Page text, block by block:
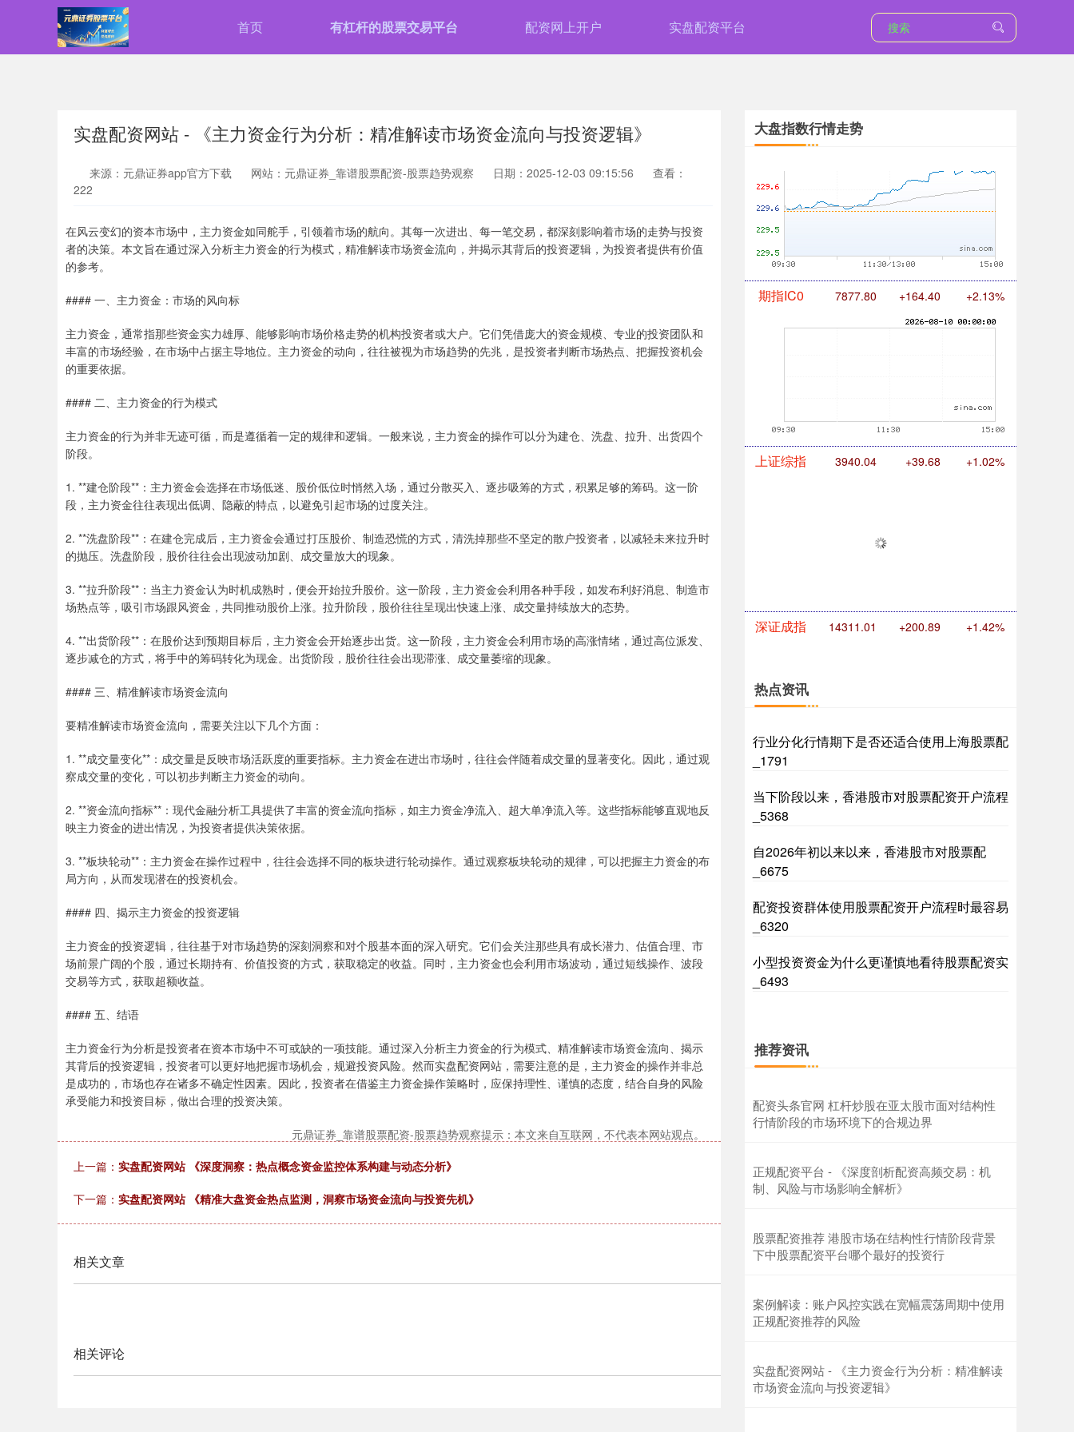
首页 有杠杆的股票交易平台 配资网上开户 实盘配资平台
实盘配资网站 - 《主力资金行为分析：精准解读市场资金流向与投资逻辑》
来源：元鼎证券app官方下载 网站：元鼎证券_靠谱股票配资-股票趋势观察 日期：2025-12-03 09:15:56
查看：
222
在风云变幻的资本市场中，主力资金如同舵手，引领着市场的航向。其每一次进出、每一笔交易，都深刻影响着市场的走势与投资
者的决策。本文旨在通过深入分析主力资金的行为模式，精准解读市场资金流向，并揭示其背后的投资逻辑，为投资者提供有价值
的参考。
#### 一、主力资金：市场的风向标
主力资金，通常指那些资金实力雄厚、能够影响市场价格走势的机构投资者或大户。它们凭借庞大的资金规模、专业的投资团队和
丰富的市场经验，在市场中占据主导地位。主力资金的动向，往往被视为市场趋势的先兆，是投资者判断市场热点、把握投资机会
的重要依据。
#### 二、主力资金的行为模式
主力资金的行为并非无迹可循，而是遵循着一定的规律和逻辑。一般来说，主力资金的操作可以分为建仓、洗盘、拉升、出货四个
阶段。
1. **建仓阶段**：主力资金会选择在市场低迷、股价低位时悄然入场，通过分散买入、逐步吸筹的方式，积累足够的筹码。这一阶
段，主力资金往往表现出低调、隐蔽的特点，以避免引起市场的过度关注。
2. **洗盘阶段**：在建仓完成后，主力资金会通过打压股价、制造恐慌的方式，清洗掉那些不坚定的散户投资者，以减轻未来拉升时
的抛压。洗盘阶段，股价往往会出现波动加剧、成交量放大的现象。
3. **拉升阶段**：当主力资金认为时机成熟时，便会开始拉升股价。这一阶段，主力资金会利用各种手段，如发布利好消息、制造市
场热点等，吸引市场跟风资金，共同推动股价上涨。拉升阶段，股价往往呈现出快速上涨、成交量持续放大的态势。
4. **出货阶段**：在股价达到预期目标后，主力资金会开始逐步出货。这一阶段，主力资金会利用市场的高涨情绪，通过高位派发、
逐步减仓的方式，将手中的筹码转化为现金。出货阶段，股价往往会出现滞涨、成交量萎缩的现象。
#### 三、精准解读市场资金流向
要精准解读市场资金流向，需要关注以下几个方面：
1. **成交量变化**：成交量是反映市场活跃度的重要指标。主力资金在进出市场时，往往会伴随着成交量的显著变化。因此，通过观
察成交量的变化，可以初步判断主力资金的动向。
2. **资金流向指标**：现代金融分析工具提供了丰富的资金流向指标，如主力资金净流入、超大单净流入等。这些指标能够直观地反
映主力资金的进出情况，为投资者提供决策依据。
3. **板块轮动**：主力资金在操作过程中，往往会选择不同的板块进行轮动操作。通过观察板块轮动的规律，可以把握主力资金的布
局方向，从而发现潜在的投资机会。
#### 四、揭示主力资金的投资逻辑
主力资金的投资逻辑，往往基于对市场趋势的深刻洞察和对个股基本面的深入研究。它们会关注那些具有成长潜力、估值合理、市
场前景广阔的个股，通过长期持有、价值投资的方式，获取稳定的收益。同时，主力资金也会利用市场波动，通过短线操作、波段
交易等方式，获取超额收益。
#### 五、结语
主力资金行为分析是投资者在资本市场中不可或缺的一项技能。通过深入分析主力资金的行为模式、精准解读市场资金流向、揭示
其背后的投资逻辑，投资者可以更好地把握市场机会，规避投资风险。然而实盘配资网站，需要注意的是，主力资金的操作并非总
是成功的，市场也存在诸多不确定性因素。因此，投资者在借鉴主力资金操作策略时，应保持理性、谨慎的态度，结合自身的风险
承受能力和投资目标，做出合理的投资决策。
元鼎证券_靠谱股票配资-股票趋势观察提示：本文来自互联网，不代表本网站观点。
上一篇： 实盘配资网站 《深度洞察：热点概念资金监控体系构建与动态分析》
下一篇： 实盘配资网站 《精准大盘资金热点监测，洞察市场资金流向与投资先机》
相关文章
相关评论
大盘指数行情走势
国债指数
沪深300
北证50
基金指数 7242.10 +12.30 +0.17%
热点资讯
行业分化行情期下是否还适合使用上海股票配
_1791
当下阶段以来，香港股市对股票配资开户流程
_5368
自2026年初以来以来，香港股市对股票配
_6675
配资投资群体使用股票配资开户流程时最容易
_6320
小型投资资金为什么更谨慎地看待股票配资实
_6493
推荐资讯
配资头条官网 杠杆炒股在亚太股市面对结构性
行情阶段的市场环境下的合规边界
正规配资平台 - 《深度剖析配资高频交易：机
制、风险与市场影响全解析》
股票配资推荐 港股市场在结构性行情阶段背景
下中股票配资平台哪个最好的投资行
案例解读：账户风控实践在宽幅震荡周期中使用
正规配资推荐的风险
实盘配资网站 - 《主力资金行为分析：精准解读
市场资金流向与投资逻辑》